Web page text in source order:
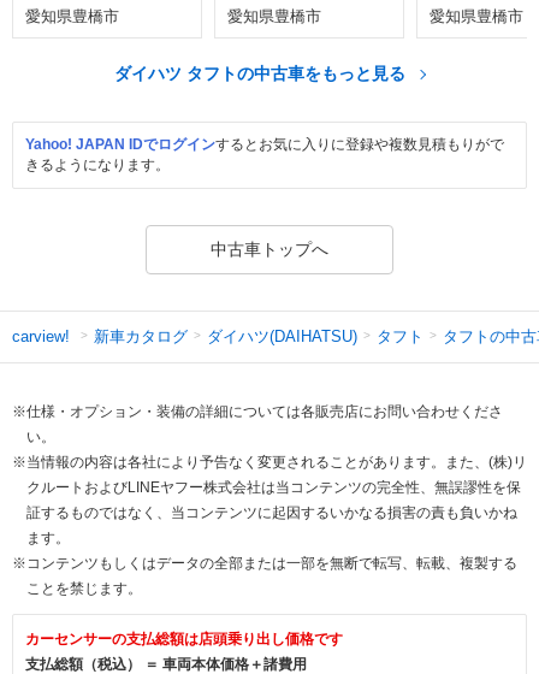
愛知県豊橋市 愛知県豊橋市 愛知県豊橋市
ダイハツ タフトの中古車をもっと見る
Yahoo! JAPAN IDでログインするとお気に入りに登録や複数見積もりがで
きるようになります。
中古車トップへ
carview! 新車カタログ ダイハツ(DAIHATSU) タフト タフトの中
※仕様・オプション・装備の詳細については各販売店にお問い合わせくださ
い。
※当情報の内容は各社により予告なく変更されることがあります。また、(株)リ
クルートおよびLINEヤフー株式会社は当コンテンツの完全性、無誤謬性を保
証するものではなく、当コンテンツに起因するいかなる損害の責も負いかね
ます。
※コンテンツもしくはデータの全部または一部を無断で転写、転載、複製する
ことを禁じます。
カーセンサーの支払総額は店頭乗り出し価格です
支払総額（税込） ＝ 車両本体価格＋諸費用